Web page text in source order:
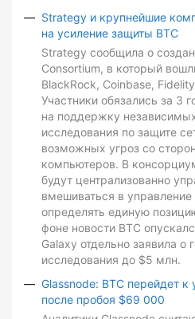
Strategy и крупнейшие
на усиление защиты BTC
Strategy сообщила о
Consortium, в который
BlackRock, Coinbase,
Участники обязались за 3
на поддержку
исследования по защите
возможных угроз со
компьютеров. В
будут централизованно
вмешиваться в
определять единую
фоне новости BTC
Galaxy отдельно заявила о
исследования до $5 млн.
Glassnode: BTC перейдет к
после пробоя $69 000